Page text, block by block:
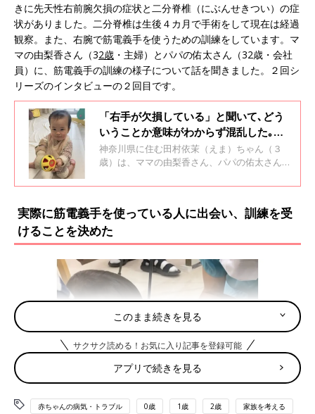
きに先天性右前腕欠損の症状と二分脊椎（にぶんせきつい）の症
状がありました。二分脊椎は生後４カ月で手術をして現在は経過
観察。また、右腕で筋電義手を使うための訓練をしています。マ
マの由梨香さん（32歳 ・主婦）とパパの佑太さん（32歳・会社
員）に、筋電義手の訓練の様子について話を聞きました。２回シ
リーズのインタビューの２回目です。
「右手が欠損している」と聞いて､どう
いうことか意味がわからず混乱した｡生
後４カ月で手術､７カ月から義手の練習
を始めて･･･【体験談】
神奈川県に住む田村依茉（えま）ちゃん（３
歳）は、ママの由梨香さん、パパの佑太さん、
んは生まれたときに右ひじから先が欠損した症
が見られる二分脊椎の症状がありました。由梨
香さんと佑太さんに、依茉ちゃんが生まれたと
きのことや、治療などについて話を聞きまし
実際に筋電義手を使っている人に出会い、訓練を受
けることを決めた
このまま続きを見る
サクサク読める！お気に入り記事を登録可能
アプリで続きを見る
赤ちゃんの病気・トラブル 0歳 1歳 2歳 家族を考える